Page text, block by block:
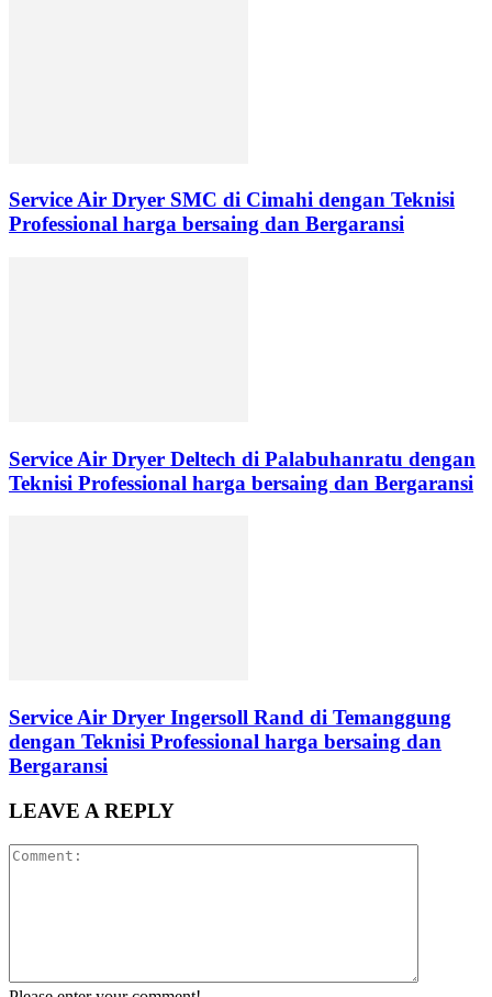
Service Air Dryer SMC di Cimahi dengan Teknisi
Professional harga bersaing dan Bergaransi
Service Air Dryer Deltech di Palabuhanratu dengan
Teknisi Professional harga bersaing dan Bergaransi
Service Air Dryer Ingersoll Rand di Temanggung
dengan Teknisi Professional harga bersaing dan
Bergaransi
LEAVE A REPLY